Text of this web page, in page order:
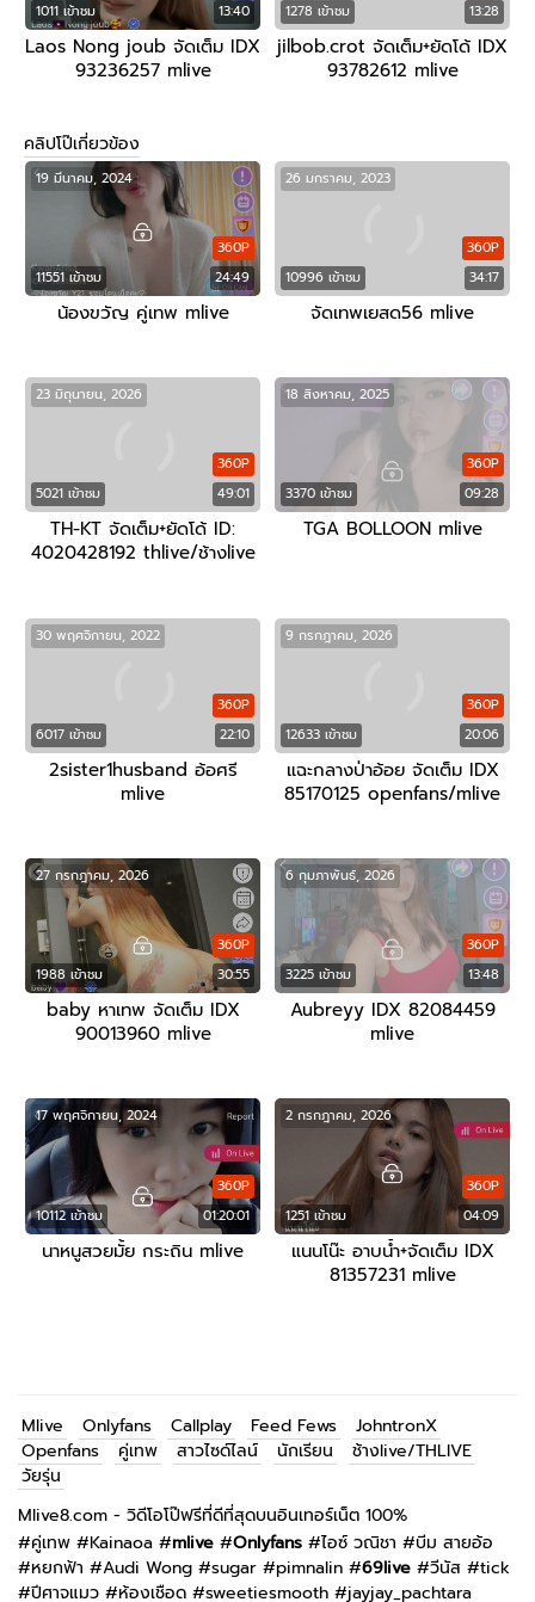
1011 เข้าชม 13:40
Laos Nong joub จัดเต็ม IDX
93236257 mlive
1278 เข้าชม 13:28
jilbob.crot จัดเต็ม+ยัดโด้ IDX
93782612 mlive
คลิปโป๊เกี่ยวข้อง
11551 เข้าชม 24:49
360P
19 มีนาคม, 2024
น้องขวัญ คู่เทพ mlive
10996 เข้าชม 34:17
360P
26 มกราคม, 2023
จัดเทพเยสด56 mlive
5021 เข้าชม 49:01
360P
23 มิถุนายน, 2026
TH-KT จัดเต็ม+ยัดโด้ ID:
4020428192 thlive/ช้างlive
3370 เข้าชม 09:28
360P
18 สิงหาคม, 2025
TGA BOLLOON mlive
6017 เข้าชม 22:10
360P
30 พฤศจิกายน, 2022
2sister1husband อ้อศรี
mlive
12633 เข้าชม 20:06
360P
9 กรกฎาคม, 2026
แฉะกลางป่าอ้อย จัดเต็ม IDX
85170125 openfans/mlive
1988 เข้าชม 30:55
360P
27 กรกฎาคม, 2026
baby หาเทพ จัดเต็ม IDX
90013960 mlive
3225 เข้าชม 13:48
360P
6 กุมภาพันธ์, 2026
Aubreyy IDX 82084459
mlive
10112 เข้าชม 01:20:01
360P
17 พฤศจิกายน, 2024
นาหนูสวยมั้ย กระถิน mlive
1251 เข้าชม 04:09
360P
2 กรกฎาคม, 2026
แนนโน๊ะ อาบน้ำ+จัดเต็ม IDX
81357231 mlive
Mlive Onlyfans Callplay Feed Fews
JohntronX
Openfans
คู่เทพ สาวไซด์ไลน์ นักเรียน
ช้างlive/THLIVE
วัยรุ่น
Mlive8.com - วิดีโอโป๊ฟรีที่ดีที่สุดบนอินเทอร์เน็ต 100%
#คู่เทพ #Kainaoa #mlive #Onlyfans #ไอซ์ วณิชา #บีม สายอ้อ
#หยกฟ้า #Audi Wong #sugar #pimnalin #69live #วีนัส #tick
#ปีศาจแมว #ห้องเชือด #sweetiesmooth #jayjay_pachtara